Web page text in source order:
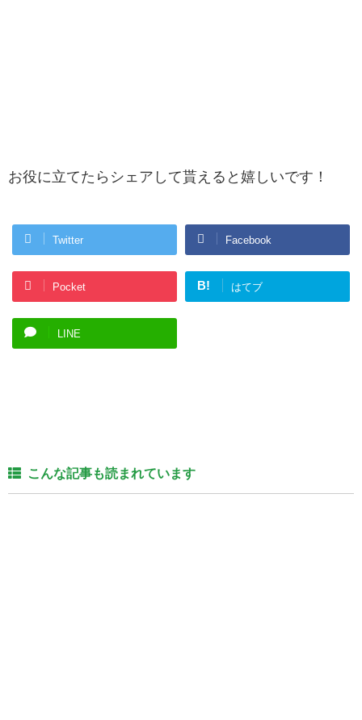
お役に立てたらシェアして貰えると嬉しいです！
Twitter Facebook
Pocket B! はてブ
LINE
こんな記事も読まれています